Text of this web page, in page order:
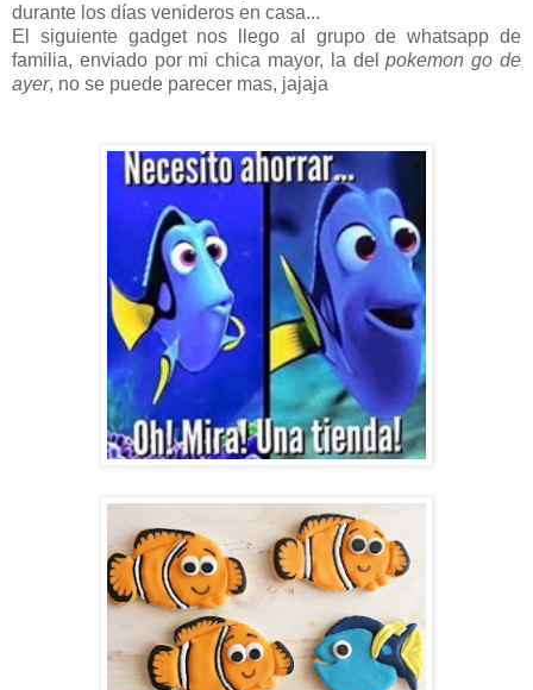
durante los días venideros en casa...
El siguiente gadget nos llego al grupo de whatsapp de
familia, enviado por mi chica mayor, la delpokemon go de
ayer, no se puede parecer mas, jajaja